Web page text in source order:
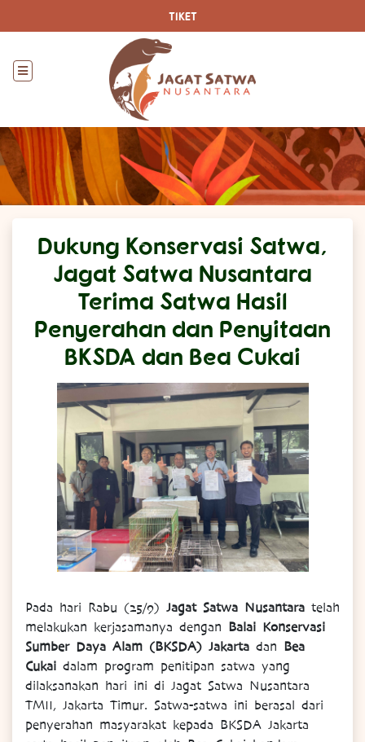
TIKET
Dukung Konservasi Satwa,
Jagat Satwa Nusantara
Terima Satwa Hasil
Penyerahan dan Penyitaan
BKSDA dan Bea Cukai
Pada hari Rabu (25/9) Jagat Satwa Nusantara telah
melakukan kerjasamanya dengan
Balai Konservasi
Sumber Daya Alam (BKSDA) Jakarta dan
Bea
Cukai dalam program penitipan satwa yang
dilaksanakan hari ini di Jagat Satwa Nusantara
TMII, Jakarta Timur. Satwa-satwa ini berasal dari
penyerahan masyarakat kepada BKSDA Jakarta